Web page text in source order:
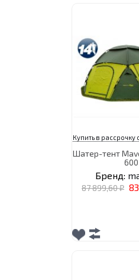
Купить в рассрочку
Шатер-тент
600
Бренд:
87 899,60₽